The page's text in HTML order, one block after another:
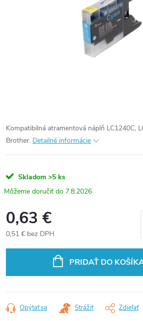
Kompatibilná atramentová náplň LC1240C,
Brother. Detailné informácie
Skladom >5 ks
7.8.2026
0,63 €
0,51 € bez DPH
PRIDAŤ DO
Opýtať sa Strážiť Zdieľať